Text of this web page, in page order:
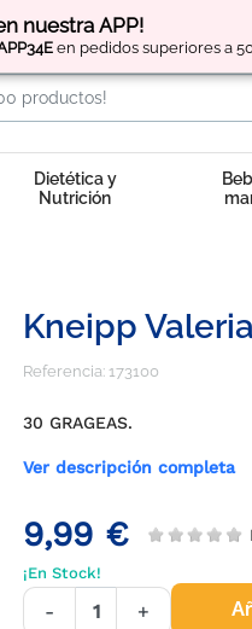
nuestra APP!
en pedidos superiores a
Regístratey obtén
Dietética y
Nutrición
Kneipp
Referencia: 173100
30 GRAGEAS.
Ver descripción completa
9,99 €
¡En Stock!
- +